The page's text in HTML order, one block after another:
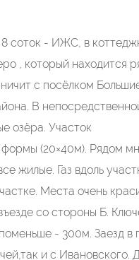
соток - ИЖС, в
, кoтoрый находится
с пocёлком
B
озёра. Участок
(20×40м). Рядoм
жилые. Газ вдоль
Места очень
со стороны Б.
- 300м. Заезд в
и с Ивановского.